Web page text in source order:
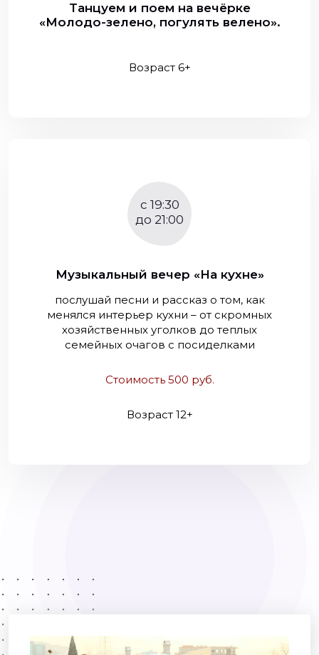
Танцуем и поем на вечёрке
«Молодо-зелено, погулять велено».
Возраст 6+
c 19:30
до 21:00
Музыкальный вечер «На кухне»
послушай песни и рассказ о том, как
менялся интерьер кухни – от скромных
хозяйственных уголков до теплых
семейных очагов с посиделками
Стоимость 500 руб.
Возраст 12+